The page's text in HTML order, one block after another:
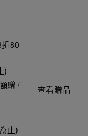
80
)
贈 /
查看贈品
止)